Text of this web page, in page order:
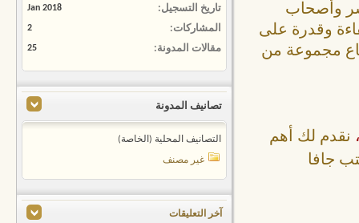
وأصحاب
وقدرة على
مجموعة من
نقدم لك أهم
جافا
تاريخ التسجيل Jan 2018
المشاركات 2
مقالات المدونة 25
تصانيف المدونة
التصانيف المحلية (الخاصة)
غير مصنف
آخر التعليقات